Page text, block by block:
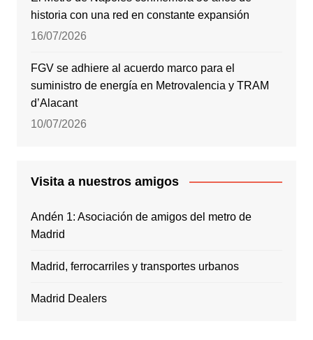
historia con una red en constante expansión
16/07/2026
FGV se adhiere al acuerdo marco para el
suministro de energía en Metrovalencia y TRAM
d’Alacant
10/07/2026
Visita a nuestros amigos
Andén 1: Asociación de amigos del metro de
Madrid
Madrid, ferrocarriles y transportes urbanos
Madrid Dealers